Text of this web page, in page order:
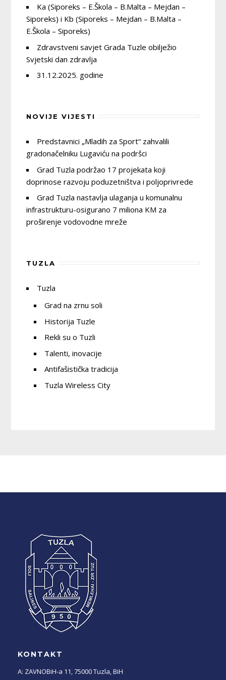
gradonačelnik,
ostvaruje saradnju sa pomoćnicima
gradonačelnika u cilju blagovremene izrade i
dostavljanja materijala za sjednice Kolegija,
stara se o realizaciji poslova i zadataka u vezi sa
sjednicama Kolegija gradonačelnika,
gradonačelniku i dostavlja ih nadležnim službama
stara se o objavljivanju odluka i drugih akata koje
obavlja i druge poslove po nalogu gradonačelnika.
Ka (Siporeks – E.Škola – B.Malta – Mejdan –
Siporeks) i Kb (Siporeks – Mejdan – B.Malta –
E.Škola – Siporeks)
Zdravstveni savjet Grada Tuzle obilježio
Svjetski dan zdravlja
31.12.2025. godine
NOVIJE VIJESTI
Predstavnici „Mladih za Sport“ zahvalili
gradonačelniku Lugaviću na podršci
Grad Tuzla podržao 17 projekata koji
doprinose razvoju poduzetništva i poljoprivrede
Grad Tuzla nastavlja ulaganja u komunalnu
infrastrukturu-osigurano 7 miliona KM za
proširenje vodovodne mreže
TUZLA
Tuzla
Grad na zrnu soli
Historija Tuzle
Rekli su o Tuzli
Talenti, inovacije
Antifašistička tradicija
Tuzla Wireless City
KONTAKT
A: ZAVNOBiH-a 11, 75000 Tuzla, BiH